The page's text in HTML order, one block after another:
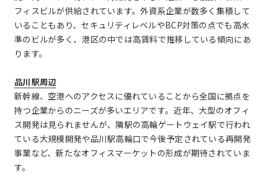
フィスビルが供給されています。外資系企業が数多く集積して
いることもあり、セキュリティレベルやBCP対策の点でも高水
準のビルが多く、港区の中では高賃料で推移している傾向にあ
ります。
品川駅周辺
新幹線、空港へのアクセスに優れていることから全国に拠点を
持つ企業からのニーズが多いエリアです。近年、大型のオフィ
ス開発は見られませんが、隣駅の高輪ゲートウェイ駅で行われ
ている大規模開発や品川駅高輪口で今後予定されている再開発
事業など、新たなオフィスマーケットの形成が期待されていま
す。